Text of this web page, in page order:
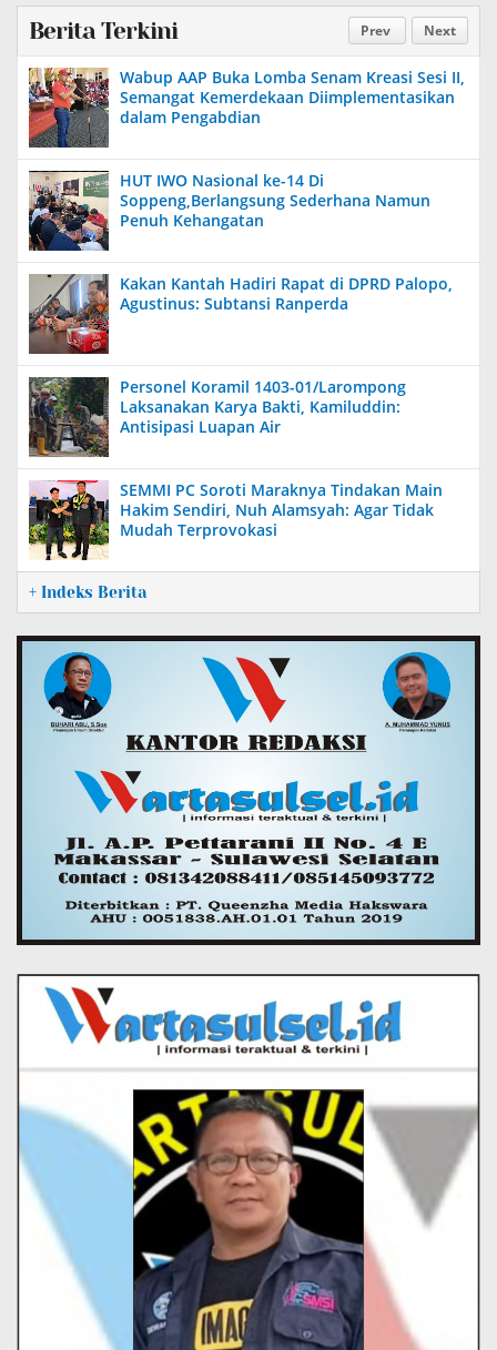
Prev Next
Berita Terkini
Wabup AAP Buka Lomba Senam Kreasi Sesi II,
Semangat Kemerdekaan Diimplementasikan
dalam Pengabdian
HUT IWO Nasional ke-14 Di
Soppeng,Berlangsung Sederhana Namun
Penuh Kehangatan
Kakan Kantah Hadiri Rapat di DPRD Palopo,
Agustinus: Subtansi Ranperda
Personel Koramil 1403-01/Larompong
Laksanakan Karya Bakti, Kamiluddin:
Antisipasi Luapan Air
SEMMI PC Soroti Maraknya Tindakan Main
Hakim Sendiri, Nuh Alamsyah: Agar Tidak
Mudah Terprovokasi
+ Indeks Berita